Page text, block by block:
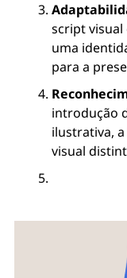
script
uma
para a
introdução
ilustrativa,
visual